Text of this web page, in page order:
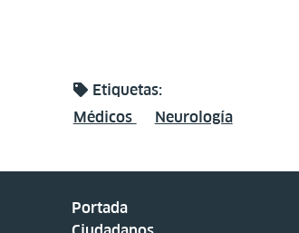
Etiquetas:
Médicos
Neurología
Portada